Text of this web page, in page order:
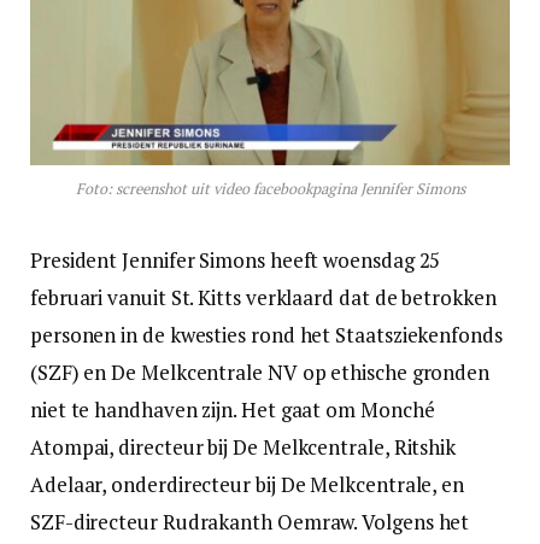
Foto: screenshot uit video facebookpagina Jennifer Simons
President Jennifer Simons heeft woensdag 25
februari vanuit St. Kitts verklaard dat de betrokken
personen in de kwesties rond het Staatsziekenfonds
(SZF) en De Melkcentrale NV op ethische gronden
niet te handhaven zijn. Het gaat om Monché
Atompai, directeur bij De Melkcentrale, Ritshik
Adelaar, onderdirecteur bij De Melkcentrale, en
SZF-directeur Rudrakanth Oemraw. Volgens het